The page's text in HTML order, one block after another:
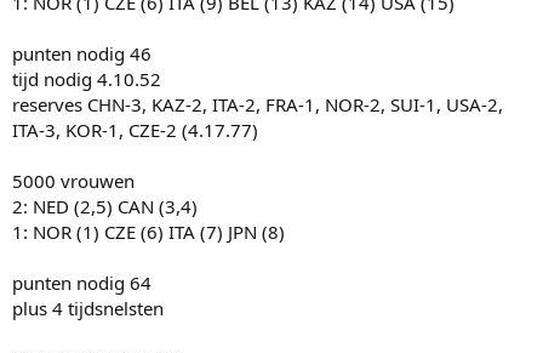
punten nodig 46
tijd nodig 4.10.52
reserves CHN-3, KAZ-2, ITA-2, FRA-1, NOR-2, SUI-1, USA-2,
ITA-3, KOR-1, CZE-2 (4.17.77)
5000 vrouwen
2: NED (2,5) CAN (3,4)
1: NOR (1) CZE (6) ITA (7) JPN (8)
punten nodig 64
plus 4 tijdsnelsten